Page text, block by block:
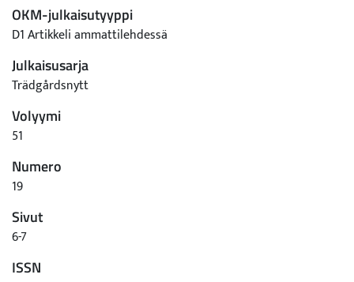
OKM-julkaisutyyppi
D1 Artikkeli ammattilehdessä
Julkaisusarja
Trädgårdsnytt
Volyymi
51
Numero
19
Sivut
6-7
ISSN